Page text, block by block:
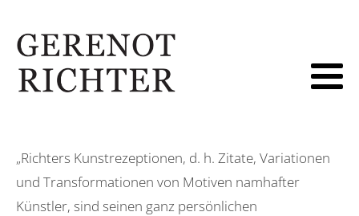
„Richters Kunstrezeptionen, d. h. Zitate, Variationen
und Transformationen von Motiven namhafter
Künstler, sind seinen ganz persönlichen